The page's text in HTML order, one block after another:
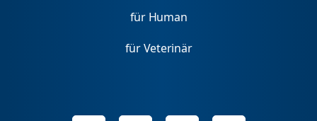
für Human
für Veterinär